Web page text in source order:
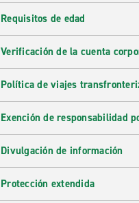
Requisitos de edad
Verificación de la cuenta
Política de viajes
Exención de responsabilidad
Divulgación de información
Protección extendida